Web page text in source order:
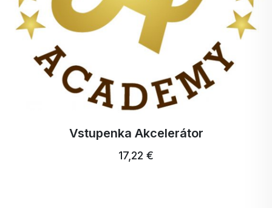
rozpustné vo vode a ako
jediný z vitamínov
obsahuje kov - kobalt.
Zubná kefka Profi Ultra Care +
5,15 €